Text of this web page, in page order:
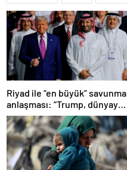
Riyad ile “en büyük” savunma
anlaşması: “Trump, dünyaya
bir mesaj gönderdi”